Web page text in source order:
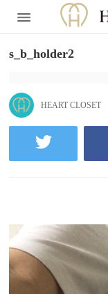
s_b_holder2
HEART CLOSET